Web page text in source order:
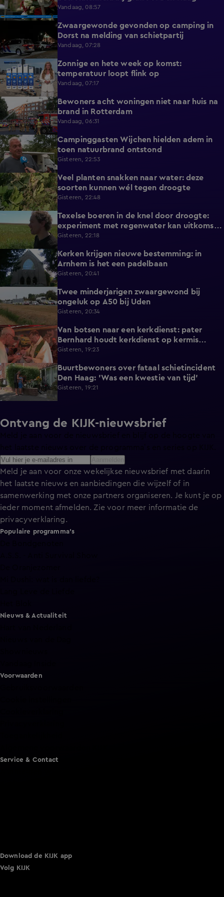
Vandaag, 08:57
Zwaargewonde gevonden op camping in
Dorst na melding van schietpartij
Vandaag, 07:28
2:17
Zonnige en hete week op komst:
temperatuur loopt flink op
Vandaag, 07:17
0:34
Bewoners acht woningen niet naar huis na
brand in Rotterdam
Vandaag, 06:31
2:10
Campinggasten Wijchen hielden adem in
toen natuurbrand ontstond
Gisteren, 22:53
2:14
Veel planten snakken naar water: deze
soorten kunnen wél tegen droogte
Gisteren, 22:48
Texelse boeren in de knel door droogte:
experiment met regenwater kan uitkomst
bieden
Gisteren, 22:18
1:08
Kerken krijgen nieuwe bestemming: in
Arnhem is het een padelbaan
Gisteren, 20:41
Twee minderjarigen zwaargewond bij
ongeluk op A50 bij Uden
Gisteren, 20:34
1:39
Van botsen naar een kerkdienst: pater
Bernhard houdt kerkdienst op kermis
Hoorn
Gisteren, 19:23
1:15
Buurtbewoners over fataal schietincident
Den Haag: 'Was een kwestie van tijd'
Gisteren, 19:21
Ontvang de KIJK-nieuwsbrief
Meld je aan voor onze wekelijkse nieuwsbrief met daarin
het laatste nieuws en aanbiedingen die wijzelf of in
samenwerking met onze partners organiseren. Je kunt je op
ieder moment afmelden. Zie voor meer informatie de
privacyverklaring.
Populaire programma's
Nieuws & Actualiteit
Voorwaarden
Service & Contact
Download de KIJK app
Volg KIJK